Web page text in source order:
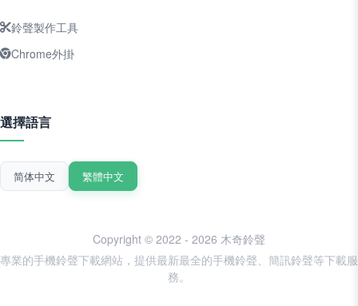
鈴聲製作工具
Chrome外掛
選擇語言
简体中文 繁體中文
Copyright © 2022 - 2026 木奇鈴聲
專業的手機鈴聲下載網站，提供最新最全的手機鈴聲、簡訊鈴聲等下載服
務。